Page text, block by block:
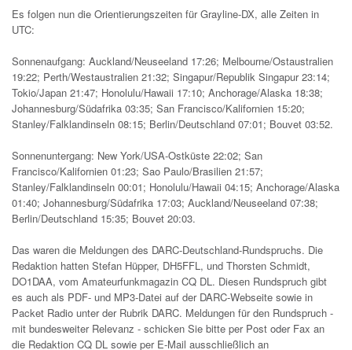
Es folgen nun die Orientierungszeiten für Grayline-DX, alle Zeiten in
UTC:
Sonnenaufgang: Auckland/Neuseeland 17:26; Melbourne/Ostaustralien
19:22; Perth/Westaustralien 21:32; Singapur/Republik Singapur 23:14;
Tokio/Japan 21:47; Honolulu/Hawaii 17:10; Anchorage/Alaska 18:38;
Johannesburg/Südafrika 03:35; San Francisco/Kalifornien 15:20;
Stanley/Falklandinseln 08:15; Berlin/Deutschland 07:01; Bouvet 03:52.
Sonnenuntergang: New York/USA-Ostküste 22:02; San
Francisco/Kalifornien 01:23; Sao Paulo/Brasilien 21:57;
Stanley/Falklandinseln 00:01; Honolulu/Hawaii 04:15; Anchorage/Alaska
01:40; Johannesburg/Südafrika 17:03; Auckland/Neuseeland 07:38;
Berlin/Deutschland 15:35; Bouvet 20:03.
Das waren die Meldungen des DARC-Deutschland-Rundspruchs. Die
Redaktion hatten Stefan Hüpper, DH5FFL, und Thorsten Schmidt,
DO1DAA, vom Amateurfunkmagazin CQ DL. Diesen Rundspruch gibt
es auch als PDF- und MP3-Datei auf der DARC-Webseite sowie in
Packet Radio unter der Rubrik DARC. Meldungen für den Rundspruch -
mit bundesweiter Relevanz - schicken Sie bitte per Post oder Fax an
die Redaktion CQ DL sowie per E-Mail ausschließlich an